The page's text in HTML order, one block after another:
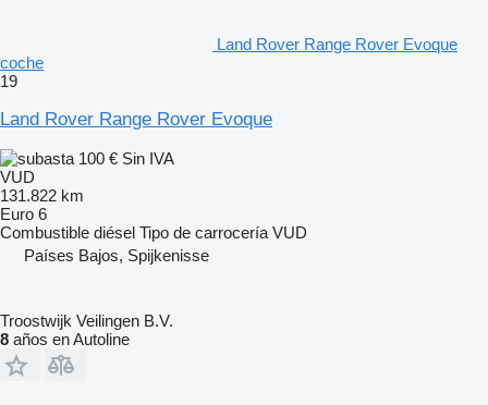
Land Rover Range Rover Evoque
coche
19
Land Rover Range Rover Evoque
100 € Sin IVA
VUD
131.822 km
Euro 6
Combustible diésel Tipo de carrocería VUD
Países Bajos, Spijkenisse
Troostwijk Veilingen B.V.
8 años en Autoline